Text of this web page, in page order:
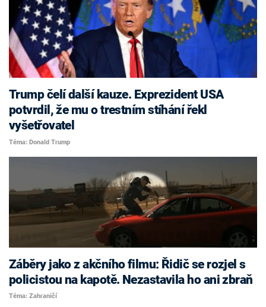
Trump čelí další kauze. Exprezident USA
potvrdil, že mu o trestním stíhání řekl
vyšetřovatel
Téma: Donald Trump
Záběry jako z akčního filmu: Řidič se rozjel s
policistou na kapotě. Nezastavila ho ani zbraň
Téma: Zahraničí